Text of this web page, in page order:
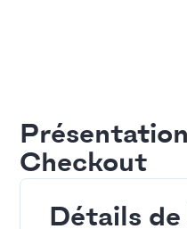
Checkout
Détails de